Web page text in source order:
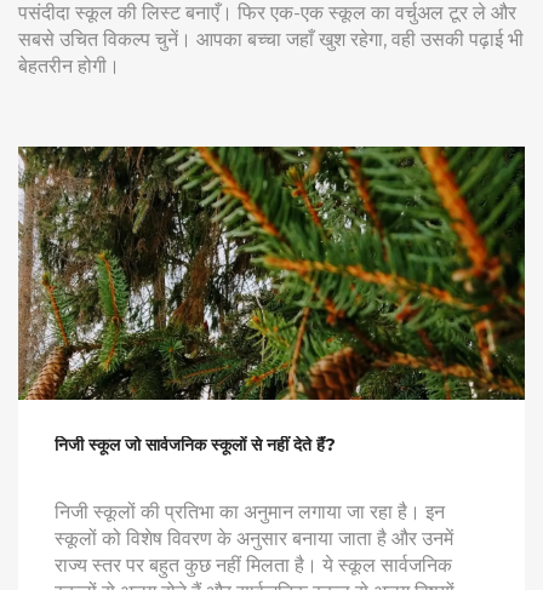
पसंदीदा स्कूल की लिस्ट बनाएँ। फिर एक-एक स्कूल का वर्चुअल टूर ले और
सबसे उचित विकल्प चुनें। आपका बच्चा जहाँ खुश रहेगा, वही उसकी पढ़ाई भी
बेहतरीन होगी।
निजी स्कूल जो सार्वजनिक स्कूलों से नहीं देते हैं?
निजी स्कूलों की प्रतिभा का अनुमान लगाया जा रहा है। इन
स्कूलों को विशेष विवरण के अनुसार बनाया जाता है और उनमें
राज्य स्तर पर बहुत कुछ नहीं मिलता है। ये स्कूल सार्वजनिक